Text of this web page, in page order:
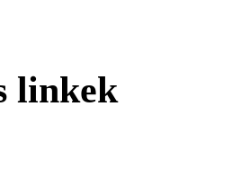
linkek